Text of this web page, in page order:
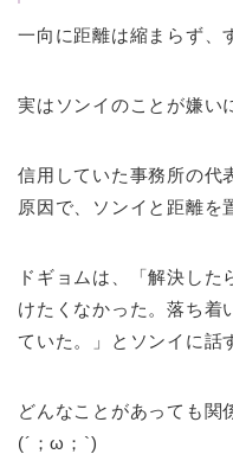
一向に距離は縮まらず、
実はソンイのことが嫌い
信用していた事務所の代
原因で、ソンイと距離を
ドギョムは、「解決し
けたくなかった。落ち着
ていた。」とソンイに話
どんなことがあっても
(´；ω；`)